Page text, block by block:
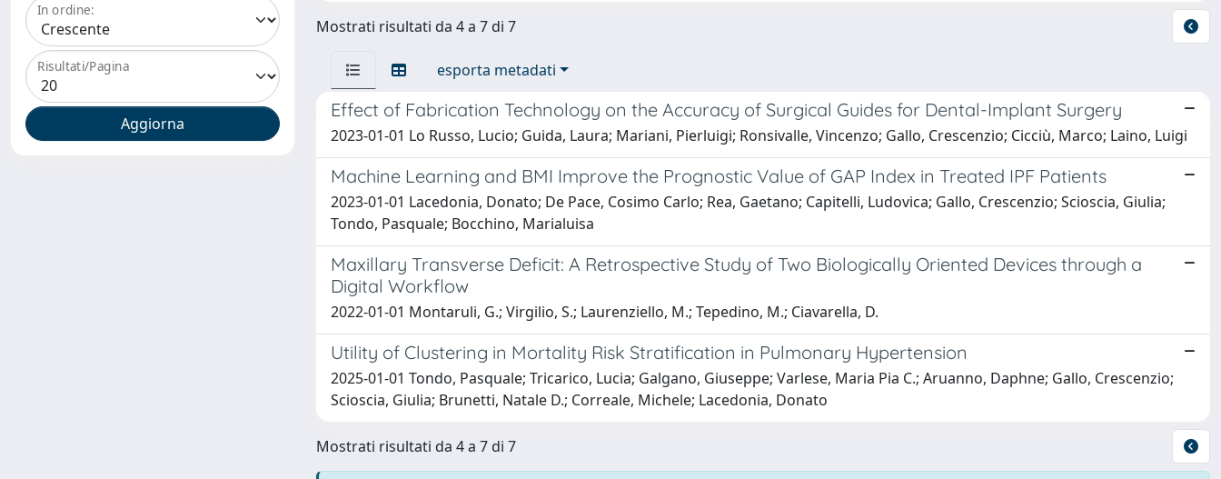
In ordine:
Risultati/Pagina
Mostrati risultati da 4 a 7 di 7
esporta metadati
Effect of Fabrication Technology on the Accuracy of Surgical Guides for Dental-Implant Surgery
2023-01-01 Lo Russo, Lucio; Guida, Laura; Mariani, Pierluigi; Ronsivalle, Vincenzo; Gallo, Crescenzio; Cicciù, Marco; Laino, Luigi
Machine Learning and BMI Improve the Prognostic Value of GAP Index in Treated IPF Patients
2023-01-01 Lacedonia, Donato; De Pace, Cosimo Carlo; Rea, Gaetano; Capitelli, Ludovica; Gallo, Crescenzio; Scioscia, Giulia;
Tondo, Pasquale; Bocchino, Marialuisa
Maxillary Transverse Deficit: A Retrospective Study of Two Biologically Oriented Devices through a
Digital Workflow
2022-01-01 Montaruli, G.; Virgilio, S.; Laurenziello, M.; Tepedino, M.; Ciavarella, D.
Utility of Clustering in Mortality Risk Stratification in Pulmonary Hypertension
2025-01-01 Tondo, Pasquale; Tricarico, Lucia; Galgano, Giuseppe; Varlese, Maria Pia C.; Aruanno, Daphne; Gallo, Crescenzio;
Scioscia, Giulia; Brunetti, Natale D.; Correale, Michele; Lacedonia, Donato
Mostrati risultati da 4 a 7 di 7